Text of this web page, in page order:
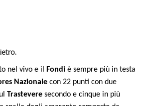
nel vivo e il Fondi è sempre più in testa
Nazionale con 22 punti con due
Trastevere secondo e cinque in più